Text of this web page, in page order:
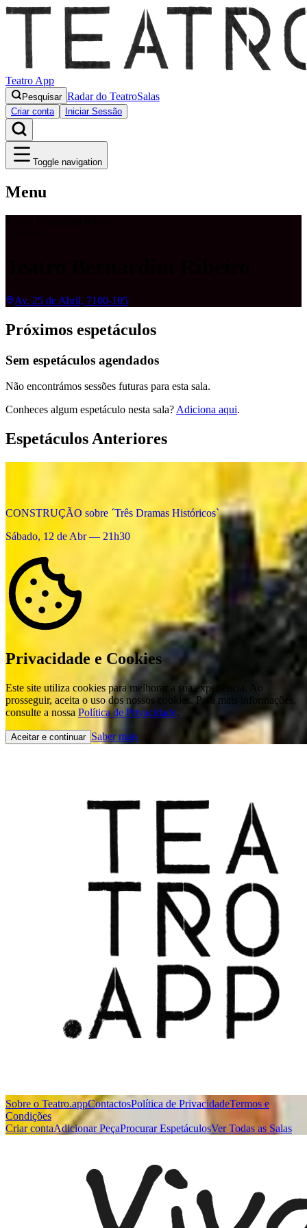
Teatro App
Pesquisar Radar do TeatroSalas
Criar conta Iniciar Sessão
Toggle navigation
Menu
Av. 25 de Abril, 7100-105
Próximos espetáculos
Sem espetáculos agendados
Não encontrámos sessões futuras para esta sala.
Conheces algum espetáculo nesta sala? Adiciona aqui.
Espetáculos Anteriores
CONSTRUÇÃO sobre ´Três Dramas Históricos`
Sábado, 12 de Abr — 21h30
Privacidade e Cookies
Este site utiliza cookies para melhorar a sua experiência. Ao
prosseguir, aceita o uso dos nossos cookies. Para mais informações,
consulte a nossa Política de Privacidade
Aceitar e continuar Saber mais
Sobre o Teatro.appContactosPolítica de PrivacidadeTermos e
Condições
Criar contaAdicionar PeçaProcurar EspetáculosVer Todas as Salas